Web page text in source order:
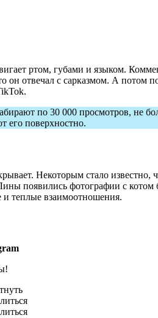
ртом, губами и языком.
он отвечал с сарказмом. А потом
по 30 000 просмотров, не
его поверхностно.
Некоторым стало известно,
появились фотографии с котом
и теплые взаимоотношения.